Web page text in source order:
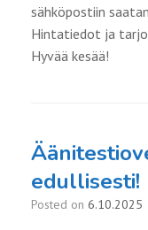
sähköpostiin
Hintatiedot ja
Hyvää kesää!
edullisesti!
Posted on 6.10.2025